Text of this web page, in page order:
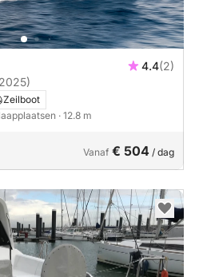
4.4(2)
Zeilboot
· 12.8 m
Vanaf € 504 / dag